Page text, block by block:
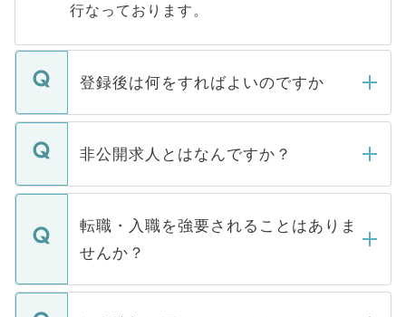
行なっております。
登録後は何をすればよいのですか
ご登録いただきましたら、弊社担当者がご
登録内容を確認し、その後メールもしくは
ます。通常、5営業日以内にはご連絡をせて
いただきますので、しばらくお待ちくださ
非公開求人とはなんですか？
マイナビDOCTORで取り扱っている求人の
うち約3割は、Webサイトからご覧いただ
けない「非公開求人」です。非公開求人は
下記の理由によって、一般には公開してい
ません。
転職・入職を強要されることはありま
せんか？
転職・入職を強要することは一切ありませ